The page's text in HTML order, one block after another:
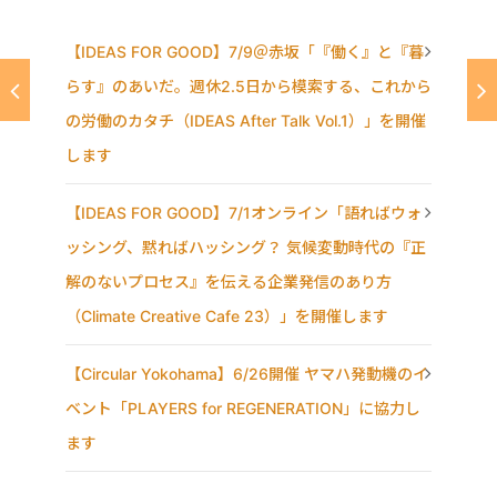
【IDEAS FOR GOOD】7/9＠赤坂「『働く』と『暮
らす』のあいだ。週休2.5日から模索する、これから
の労働のカタチ（IDEAS After Talk Vol.1）」を開催
します
【IDEAS FOR GOOD】7/1オンライン「語ればウォ
ッシング、黙ればハッシング？ 気候変動時代の『正
解のないプロセス』を伝える企業発信のあり方
（Climate Creative Cafe 23）」を開催します
【Circular Yokohama】6/26開催 ヤマハ発動機のイ
ベント「PLAYERS for REGENERATION」に協力し
ます